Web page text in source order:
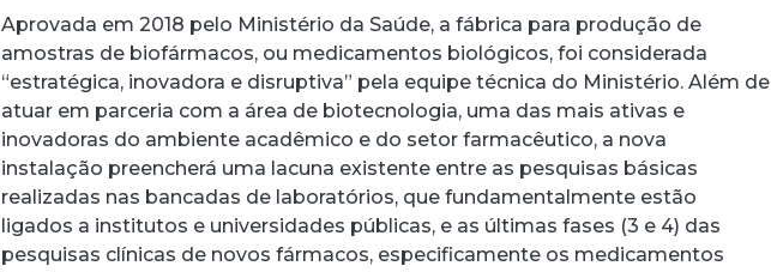
Aprovada em 2018 pelo Ministério da Saúde, a fábrica para produção de
amostras de biofármacos, ou medicamentos biológicos, foi considerada
“estratégica, inovadora e disruptiva” pela equipe técnica do Ministério. Além de
atuar em parceria com a área de biotecnologia, uma das mais ativas e
inovadoras do ambiente acadêmico e do setor farmacêutico, a nova
instalação preencherá uma lacuna existente entre as pesquisas básicas
realizadas nas bancadas de laboratórios, que fundamentalmente estão
ligados a institutos e universidades públicas, e as últimas fases (3 e 4) das
pesquisas clínicas de novos fármacos, especificamente os medicamentos